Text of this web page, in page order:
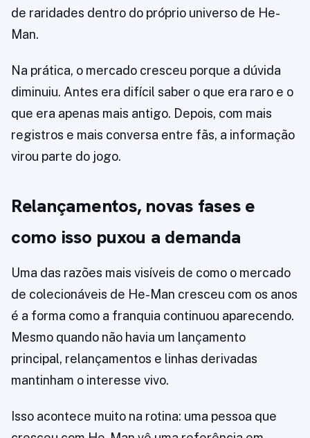
de raridades dentro do próprio universo de He-
Man.
Na prática, o mercado cresceu porque a dúvida
diminuiu. Antes era difícil saber o que era raro e o
que era apenas mais antigo. Depois, com mais
registros e mais conversa entre fãs, a informação
virou parte do jogo.
Relançamentos, novas fases e
como isso puxou a demanda
Uma das razões mais visíveis de como o mercado
de colecionáveis de He-Man cresceu com os anos
é a forma como a franquia continuou aparecendo.
Mesmo quando não havia um lançamento
principal, relançamentos e linhas derivadas
mantinham o interesse vivo.
Isso acontece muito na rotina: uma pessoa que